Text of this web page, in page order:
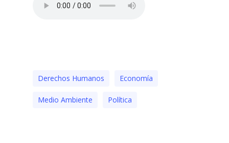
Derechos Humanos Economía
Medio Ambiente Polí­tica